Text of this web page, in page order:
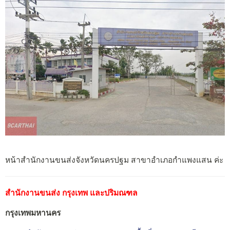
หน้าสำนักงานขนส่งจังหวัดนครปฐม สาขาอำเภอกำแพงแสน ค่ะ
สำนักงานขนส่ง กรุงเทพ และปริมณฑล
กรุงเทพมหานคร